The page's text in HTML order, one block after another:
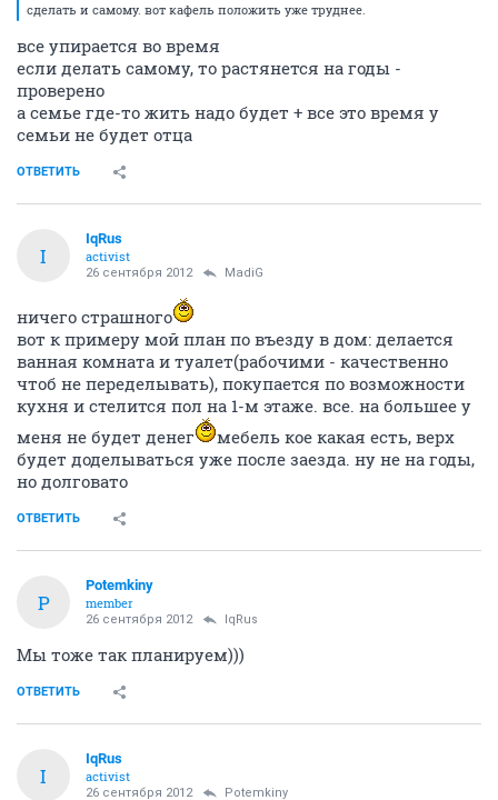
сделать и самому. вот кафель положить уже труднее.
все упирается во время
если делать самому, то растянется на годы -
проверено
а семье где-то жить надо будет + все это время у
семьи не будет отца
ОТВЕТИТЬ
I
IqRus
activist
26 сентября 2012 MadiG
ничего страшного
вот к примеру мой план по въезду в дом: делается
ванная комната и туалет(рабочими - качественно
чтоб не переделывать), покупается по возможности
кухня и стелится пол на 1-м этаже. все. на большее у
меня не будет денег
мебель кое какая есть, верх
будет доделываться уже после заезда. ну не на годы,
но долговато
ОТВЕТИТЬ
P
Potemkiny
member
26 сентября 2012 IqRus
Мы тоже так планируем)))
ОТВЕТИТЬ
I
IqRus
activist
26 сентября 2012 Potemkiny